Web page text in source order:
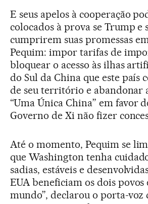
E seus apelos à cooperação
colocados à prova se Trump e
cumprirem suas promessas
Pequim: impor tarifas de
bloquear o acesso às ilhas
do Sul da China que este país
de seu território e abandonar
“Uma Única China” em favor
Governo de Xi não fizer
Até o momento, Pequim se
que Washington tenha
sadias, estáveis e
EUA beneficiam os dois povos
mundo”, declarou o porta-voz